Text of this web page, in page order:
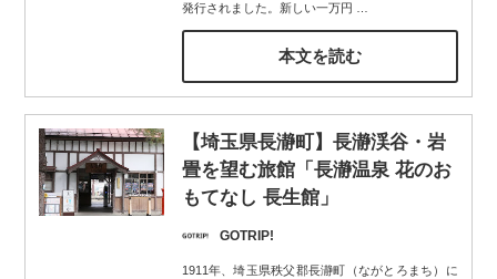
発行されました。新しい一万円
本文を読む
【埼玉県長瀞町】長瀞渓谷・岩
畳を望む旅館「長瀞温泉 花のお
もてなし 長生館」
GOTRIP!
1911年、埼玉県秩父郡長瀞町（ながとろまち）に